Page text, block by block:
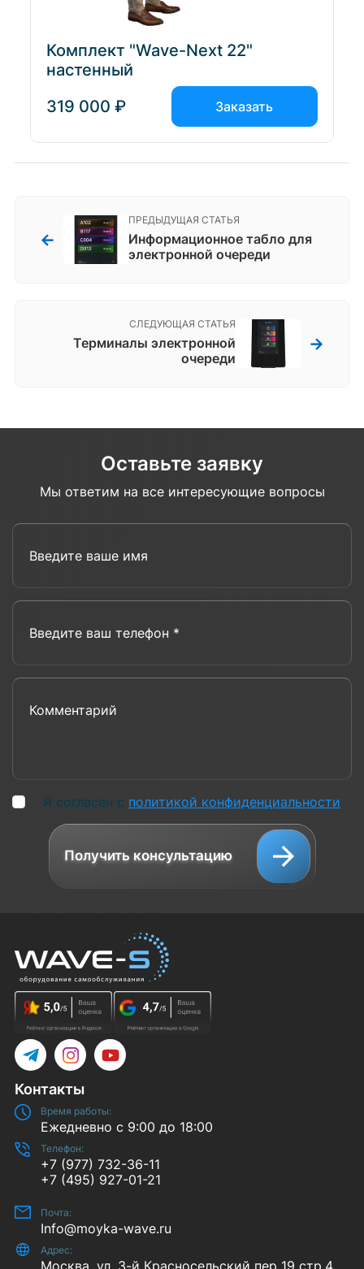
Комплект "Wave-Next 22"
настенный
319 000 ₽
Заказать
←
ПРЕДЫДУЩАЯ СТАТЬЯ
Информационное табло для
электронной очереди
СЛЕДУЮЩАЯ СТАТЬЯ
Терминалы электронной
очереди
→
Оставьте заявку
Мы ответим на все интересующие вопросы
Я согласен с политикой конфиденциальности
Получить консультацию
TelegramInstagramYouTube
Контакты
Время работы:
Ежедневно с 9:00 до 18:00
Телефон:
+7 (977) 732-36-11
+7 (495) 927-01-21
Почта:
Info@moyka-wave.ru
Адрес: